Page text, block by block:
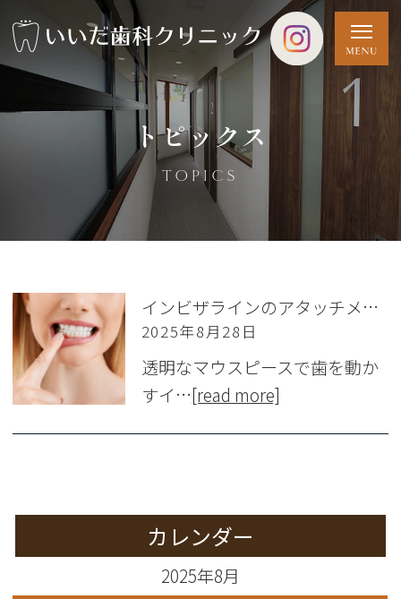
トピックス
TOPICS
インビザラインのアタッチメントとは？ 取れたらどうする？
2025年8月28日
透明なマウスピースで歯を動か
すイ…[read more]
カレンダー
2025年8月